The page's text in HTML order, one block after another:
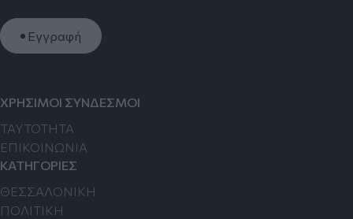
Εγγραφή
ΧΡΗΣΙΜΟΙ ΣΥΝΔΕΣΜΟΙ
TAYTOTHTA
ΕΠΙΚΟΙΝΩΝΙΑ
ΚΑΤΗΓΟΡΙΕΣ
ΘΕΣΣΑΛΟΝΙΚΗ
ΠΟΛΙΤΙΚΗ